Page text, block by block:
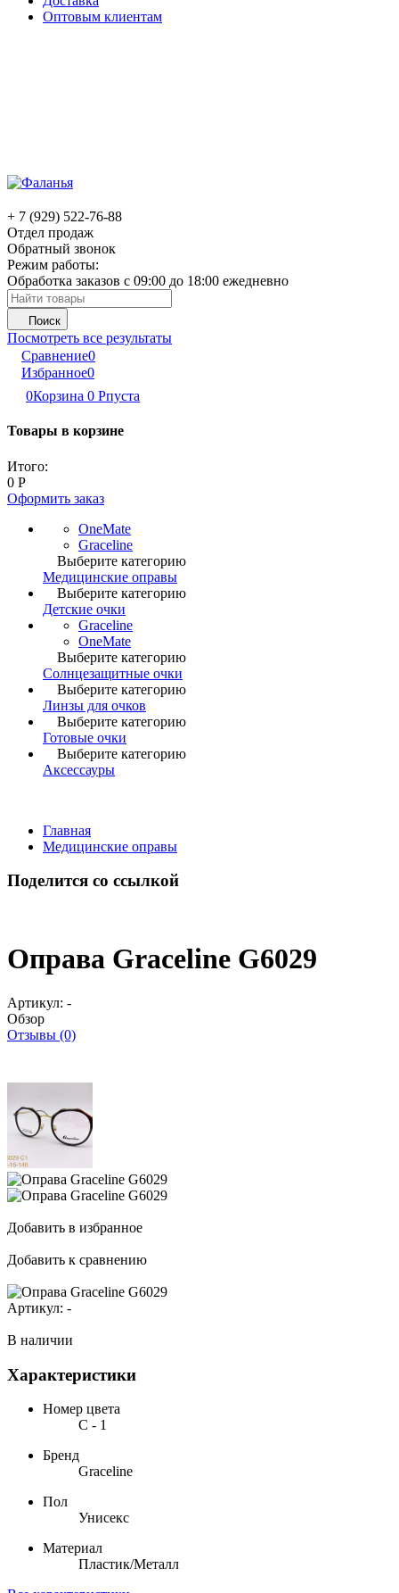
Оптовым клиентам
+ 7 (929) 522-76-88
Отдел продаж
Обратный звонок
Режим работы:
Обработка заказов с 09:00 до 18:00 ежедневно
Поиск
Посмотреть все результаты
Сравнение0
Избранное0
0Корзина 0 Рпуста
Товары в корзине
Итого:
0 Р
Оформить заказ
OneMate
Graceline
Выберите категорию
Медицинские оправы
Выберите категорию
Детские очки
Graceline
OneMate
Выберите категорию
Солнцезащитные очки
Выберите категорию
Линзы для очков
Выберите категорию
Готовые очки
Выберите категорию
Аксессауры
Главная
Медицинские оправы
Поделится со ссылкой
Оправа Graceline G6029
Артикул: -
Обзор
Отзывы (0)
Добавить в избранное
Добавить к сравнению
Артикул: -
В наличии
Характеристики
Номер цвета
С - 1
Бренд
Graceline
Пол
Унисекс
Материал
Пластик/Металл